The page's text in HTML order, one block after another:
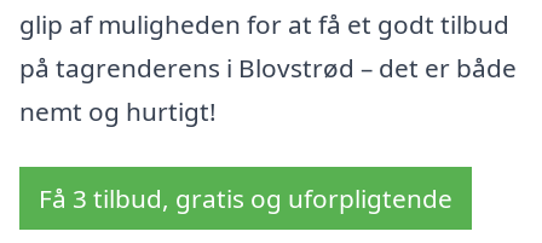
glip af muligheden for at få et godt tilbud
på tagrenderens i Blovstrød – det er både
nemt og hurtigt!
Få 3 tilbud, gratis og uforpligtende